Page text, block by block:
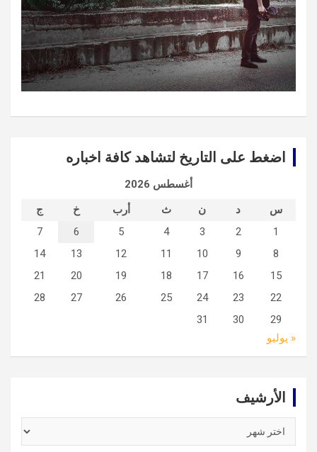
اضغط على التاريخ لتشاهد كافة اخباره
أغسطس 2026
س
د ن ث أرب خ
ج
1
2
3
4
5
6
7
8
9
10
11
12
13
14
15
16
17
18
19
20
21
22
23
24
25
26
27
28
29
30
31
« يوليو
الأرشيف